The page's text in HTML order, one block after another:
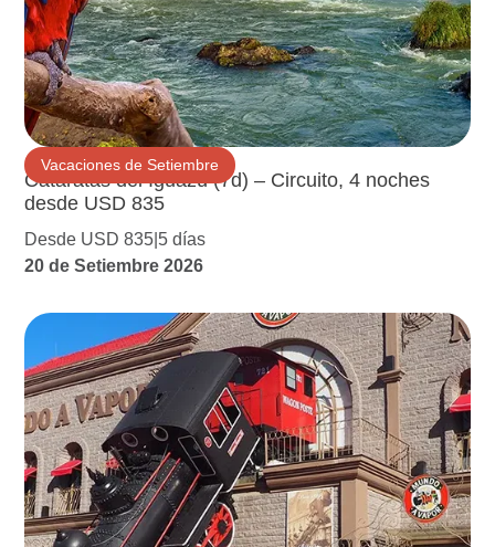
Vacaciones de Setiembre
Cataratas del Iguazú (7d) – Circuito, 4 noches
desde USD 835
Desde USD 835 5 días
20 de Setiembre 2026